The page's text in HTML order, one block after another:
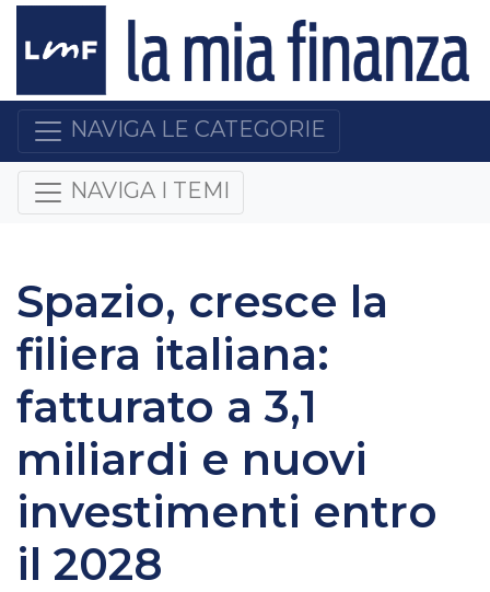
NAVIGA LE CATEGORIE
NAVIGA I TEMI
Spazio, cresce la
filiera italiana:
fatturato a 3,1
miliardi e nuovi
investimenti entro
il 2028